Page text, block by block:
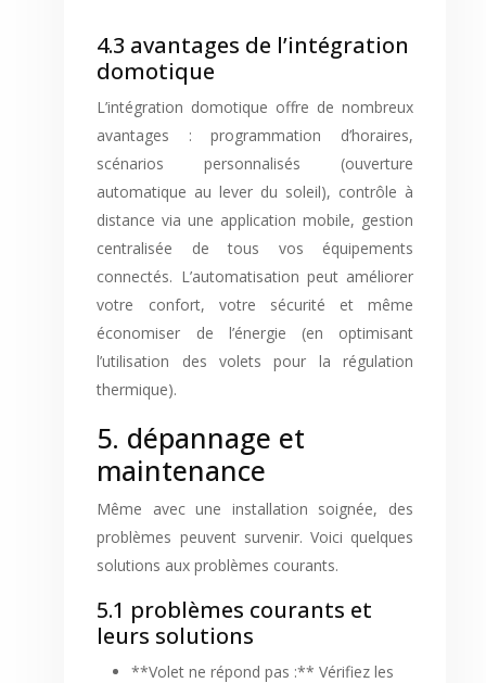
4.3 avantages de l’intégration
domotique
L’intégration domotique offre de nombreux
avantages : programmation d’horaires,
scénarios personnalisés (ouverture
automatique au lever du soleil), contrôle à
distance via une application mobile, gestion
centralisée de tous vos équipements
connectés. L’automatisation peut améliorer
votre confort, votre sécurité et même
économiser de l’énergie (en optimisant
l’utilisation des volets pour la régulation
thermique).
5. dépannage et
maintenance
Même avec une installation soignée, des
problèmes peuvent survenir. Voici quelques
solutions aux problèmes courants.
5.1 problèmes courants et
leurs solutions
**Volet ne répond pas :** Vérifiez les